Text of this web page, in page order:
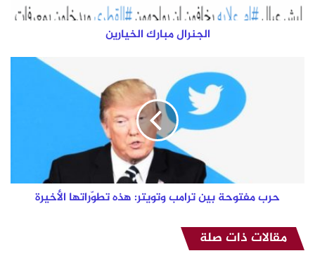
الجنرال مبارك الخيارين
حرب مفتوحة بين ترامب وتويتر: هذه تطوّراتها الأخيرة
مقالات ذات صلة